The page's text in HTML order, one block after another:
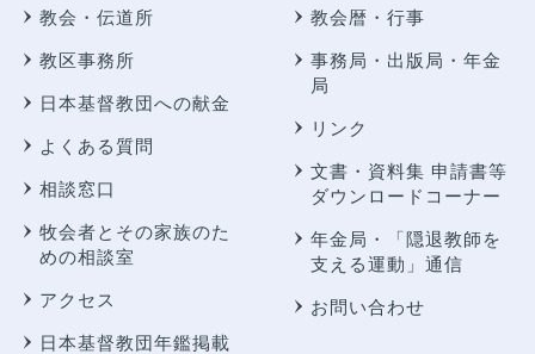
教会・伝道所
教区事務所
日本基督教団への献金
よくある質問
相談窓口
牧会者とその家族のた
めの相談室
アクセス
日本基督教団年鑑掲載
教会暦・行事
事務局・出版局・年金
局
リンク
文書・資料集 申請書等
ダウンロードコーナー
年金局・
「隠退教師を
支える運動」通信
お問い合わせ